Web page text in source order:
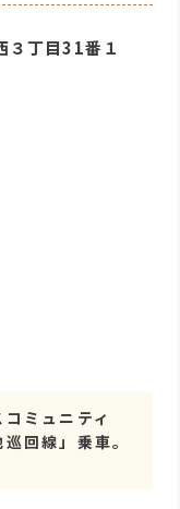
丁目31番１
ミュニティ
回線」乗車。